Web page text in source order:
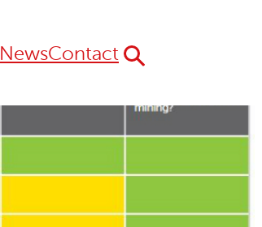
NewsContact